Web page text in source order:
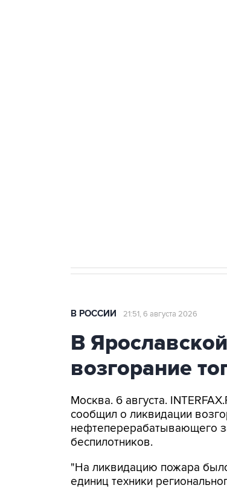
В РОССИИ 21:51, 6 августа 2026
В
возгорание
Москва. 6 августа.
сообщил о ликвидации
нефтеперерабатывающего
беспилотников.
"На ликвидацию пожара
единиц техники